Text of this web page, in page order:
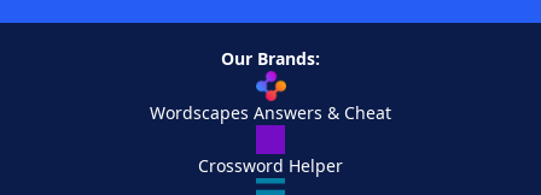
Our Brands:
Wordscapes Answers & Cheat
Crossword Helper